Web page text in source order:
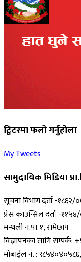
ट्विटरमा फलो गर्नुहोला
My Tweets
सामुदायिक मिडिया
सूचना विभाग दर्ता -
प्रेस काउन्सिल दर्ता -
मन्थली न.पा. १, रामेछाप
विज्ञापनका लागि
मोबाईल नं. :